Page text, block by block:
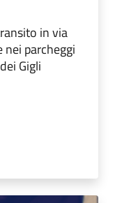
in via
nei parcheggi
Gigli